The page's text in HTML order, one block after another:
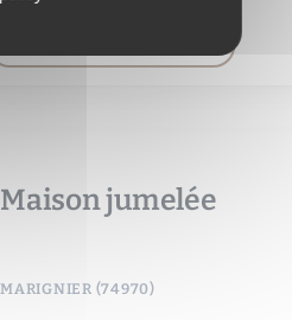
Maison jumelée
MARIGNIER (74970)